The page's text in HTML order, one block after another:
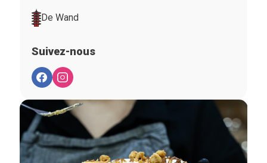
De Wand
Suivez-nous